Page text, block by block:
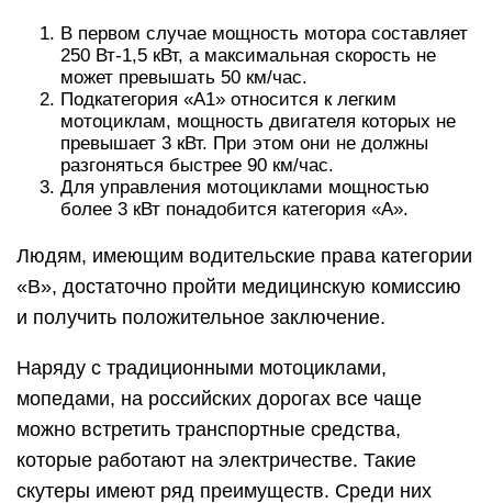
В первом случае мощность мотора составляет
250 Вт-1,5 кВт, а максимальная скорость не
может превышать 50 км/час.
Подкатегория «А1» относится к легким
мотоциклам, мощность двигателя которых не
превышает 3 кВт. При этом они не должны
разгоняться быстрее 90 км/час.
Для управления мотоциклами мощностью
более 3 кВт понадобится категория «А».
Людям, имеющим водительские права категории
«В», достаточно пройти медицинскую комиссию
и получить положительное заключение.
Наряду с традиционными мотоциклами,
мопедами, на российских дорогах все чаще
можно встретить транспортные средства,
которые работают на электричестве. Такие
скутеры имеют ряд преимуществ. Среди них